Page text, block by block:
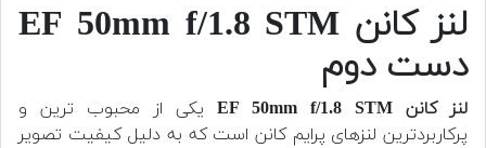
لنز کانن EF 50mm f/1.8 STM
دست دوم
لنز کانن EF 50mm f/1.8 STM
یکی از محبوب ترین و
پرکاربردترین لنزهای پرایم کانن است که به دلیل کیفیت تصویر